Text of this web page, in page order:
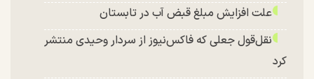
علت افزایش مبلغ قبض آب در تابستان
نقل‌قول جعلی که فاکس‌نیوز از سردار وحیدی منتشر
کرد